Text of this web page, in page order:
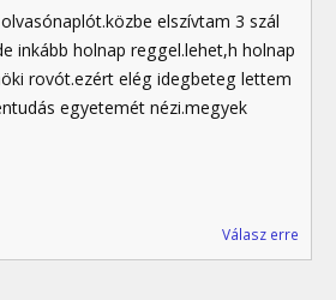
elszívtam 3 szál
inkább holnap reggel.lehet,h holnap
rovót.ezért elég idegbeteg lettem
egyetemét nézi.megyek
Válasz erre